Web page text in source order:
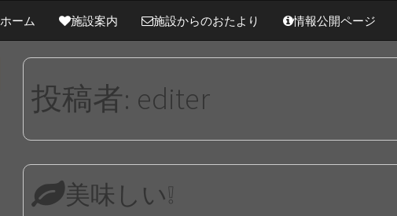
ホーム 施設案内 施設からのおたより 情報公開ページ
投稿者: editer
美味しい❕